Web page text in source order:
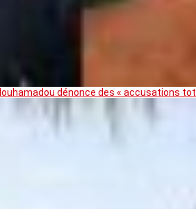
dénonce des « accusations